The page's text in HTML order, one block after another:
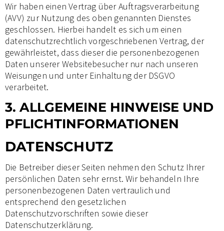
Wir haben einen Vertrag über Auftragsverarbeitung
(AVV) zur Nutzung des oben genannten Dienstes
geschlossen. Hierbei handelt es sich um einen
datenschutzrechtlich vorgeschriebenen Vertrag, der
gewährleistet, dass dieser die personenbezogenen
Daten unserer Websitebesucher nur nach unseren
Weisungen und unter Einhaltung der DSGVO
verarbeitet.
3. ALLGEMEINE HINWEISE UND
PFLICHT­INFORMATIONEN
DATENSCHUTZ
Die Betreiber dieser Seiten nehmen den Schutz Ihrer
persönlichen Daten sehr ernst. Wir behandeln Ihre
personenbezogenen Daten vertraulich und
entsprechend den gesetzlichen
Datenschutzvorschriften sowie dieser
Datenschutzerklärung.